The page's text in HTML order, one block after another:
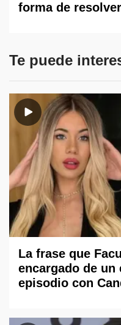
forma de resolver
Te puede
La frase que
encargado de un
episodio con